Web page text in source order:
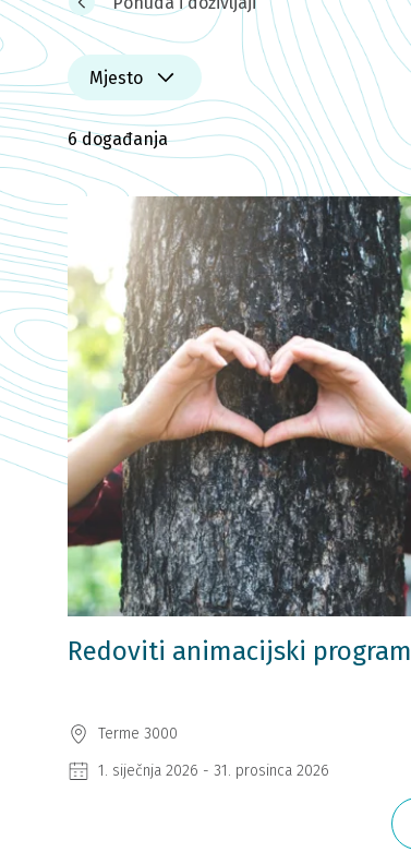
Mjesto
6 događanja
Redoviti animacijski program
Terme 3000
1. siječnja 2026 - 31. prosinca 2026